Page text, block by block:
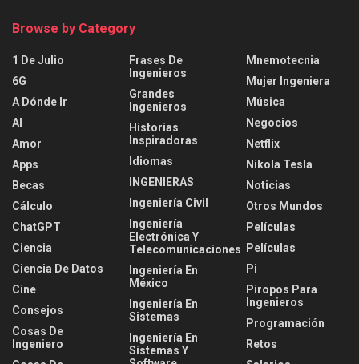
Browse by Category
1 De Julio
6G
A Dónde Ir
AI
Amor
Apps
Becas
Cálculo
ChatGPT
Ciencia
Ciencia De Datos
Cine
Consejos
Cosas De
Ingeniero
Frases De
Ingenieros
Grandes
Ingenieros
Historias
Inspiradoras
Idiomas
INGENIERAS
Ingeniería Civil
Ingeniería
Electrónica Y
Telecomunicaciones
Ingeniería En
México
Ingeniería En
Sistemas
Ingeniería En
Sistemas Y
Mnemotecnia
Mujer Ingeniera
Música
Negocios
Netflix
Nikola Tesla
Noticias
Otros Mundos
Películas
Películas
Pi
Piropos Para
Ingenieros
Programación
Retos